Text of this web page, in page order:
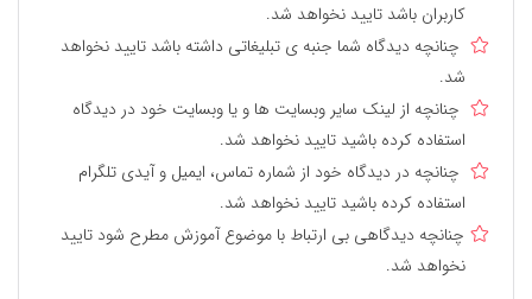
کاربران باشد تایید نخواهد شد.
چنانچه دیدگاه شما جنبه ی تبلیغاتی داشته باشد تایید نخواهد
شد.
چنانچه از لینک سایر وبسایت ها و یا وبسایت خود در دیدگاه
استفاده کرده باشید تایید نخواهد شد.
چنانچه در دیدگاه خود از شماره تماس، ایمیل و آیدی تلگرام
استفاده کرده باشید تایید نخواهد شد.
چنانچه دیدگاهی بی ارتباط با موضوع آموزش مطرح شود تایید
نخواهد شد.